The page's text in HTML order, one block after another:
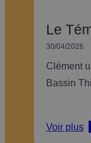
Le
30/04/2026
Clément
Bassin
Voir plus